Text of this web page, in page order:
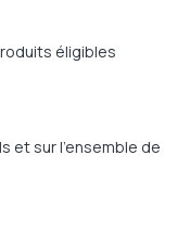
éligibles
et sur l'ensemble de